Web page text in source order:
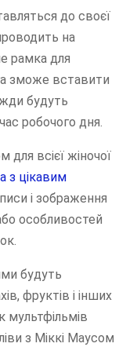
до своєї
на
рамка для
зможе вставити
будуть
робочого дня.
для всієї жіночої
з цікавим
і зображення
особливостей
будуть
фруктів і інших
з Міккі Маусом